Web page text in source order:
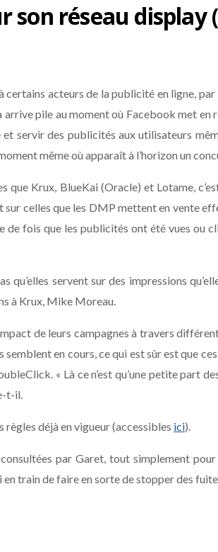
son réseau display
certains acteurs de la publicité en ligne,
pile au moment où Facebook met en
servir des publicités aux utilisateurs
même où apparaît à l’horizon un
que Krux, BlueKai (Oracle) et Lotame,
celles que les DMP mettent en vente
fois que les publicités ont été vues ou
servent sur des impressions
à Krux, Mike Moreau.
de leurs campagnes à travers
en cours, ce qui est sûr est que
« Là ce n’est qu’une petite part
t-il.
règles déjà en vigueur (accessibles ici).
par Garet, tout simplement
train de faire en sorte de stopper des